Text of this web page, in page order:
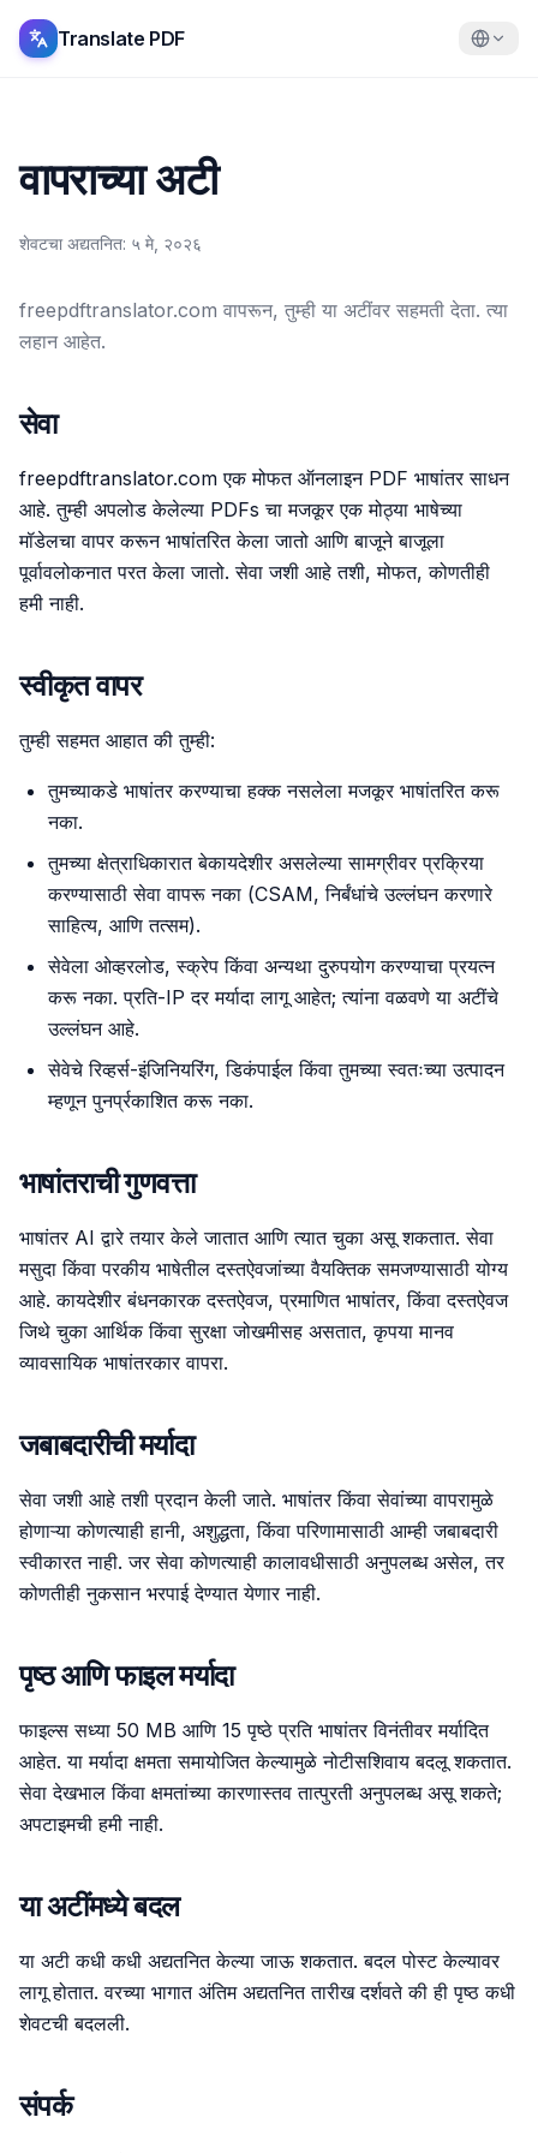
Translate PDF
वापराच्या अटी
शेवटचा अद्यतनित: ५ मे, २०२६
freepdftranslator.com वापरून, तुम्ही या अटींवर सहमती देता. त्या
लहान आहेत.
सेवा
freepdftranslator.com एक मोफत ऑनलाइन PDF भाषांतर साधन
आहे. तुम्ही अपलोड केलेल्या PDFs चा मजकूर एक मोठ्या भाषेच्या
मॉडेलचा वापर करून भाषांतरित केला जातो आणि बाजूने बाजूला
पूर्वावलोकनात परत केला जातो. सेवा जशी आहे तशी, मोफत, कोणतीही
हमी नाही.
स्वीकृत वापर
तुम्ही सहमत आहात की तुम्ही:
तुमच्याकडे भाषांतर करण्याचा हक्क नसलेला मजकूर भाषांतरित करू
नका.
तुमच्या क्षेत्राधिकारात बेकायदेशीर असलेल्या सामग्रीवर प्रक्रिया
करण्यासाठी सेवा वापरू नका (CSAM, निर्बंधांचे उल्लंघन करणारे
साहित्य, आणि तत्सम).
सेवेला ओव्हरलोड, स्क्रेप किंवा अन्यथा दुरुपयोग करण्याचा प्रयत्न
करू नका. प्रति-IP दर मर्यादा लागू आहेत; त्यांना वळवणे या अटींचे
उल्लंघन आहे.
सेवेचे रिव्हर्स-इंजिनियरिंग, डिकंपाईल किंवा तुमच्या स्वतःच्या उत्पादन
म्हणून पुनर्प्रकाशित करू नका.
भाषांतराची गुणवत्ता
भाषांतर AI द्वारे तयार केले जातात आणि त्यात चुका असू शकतात. सेवा
मसुदा किंवा परकीय भाषेतील दस्तऐवजांच्या वैयक्तिक समजण्यासाठी योग्य
आहे. कायदेशीर बंधनकारक दस्तऐवज, प्रमाणित भाषांतर, किंवा दस्तऐवज
जिथे चुका आर्थिक किंवा सुरक्षा जोखमीसह असतात, कृपया मानव
व्यावसायिक भाषांतरकार वापरा.
जबाबदारीची मर्यादा
सेवा जशी आहे तशी प्रदान केली जाते. भाषांतर किंवा सेवांच्या वापरामुळे
होणाऱ्या कोणत्याही हानी, अशुद्धता, किंवा परिणामासाठी आम्ही जबाबदारी
स्वीकारत नाही. जर सेवा कोणत्याही कालावधीसाठी अनुपलब्ध असेल, तर
कोणतीही नुकसान भरपाई देण्यात येणार नाही.
पृष्ठ आणि फाइल मर्यादा
फाइल्स सध्या 50 MB आणि 15 पृष्ठे प्रति भाषांतर विनंतीवर मर्यादित
आहेत. या मर्यादा क्षमता समायोजित केल्यामुळे नोटीसशिवाय बदलू शकतात.
सेवा देखभाल किंवा क्षमतांच्या कारणास्तव तात्पुरती अनुपलब्ध असू शकते;
अपटाइमची हमी नाही.
या अटींमध्ये बदल
या अटी कधी कधी अद्यतनित केल्या जाऊ शकतात. बदल पोस्ट केल्यावर
लागू होतात. वरच्या भागात अंतिम अद्यतनित तारीख दर्शवते की ही पृष्ठ कधी
शेवटची बदलली.
संपर्क